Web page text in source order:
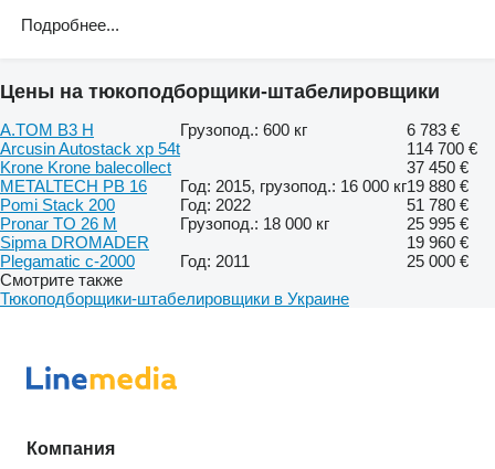
Подробнее...
Цены на тюкоподборщики-штабелировщики
A.TOM B3 H Грузопод.: 600 кг
6 783 €
Arcusin Autostack xp 54t
114 700 €
Krone Krone balecollect
37 450 €
METALTECH PB 16
Год: 2015, грузопод.: 16 000 кг19 880 €
Pomi Stack 200
Год: 2022
51 780 €
Pronar TO 26 M
Грузопод.: 18 000 кг
25 995 €
Sipma DROMADER
19 960 €
Plegamatic c-2000
Год: 2011
25 000 €
Смотрите также
Тюкоподборщики-штабелировщики в Украине
Компания